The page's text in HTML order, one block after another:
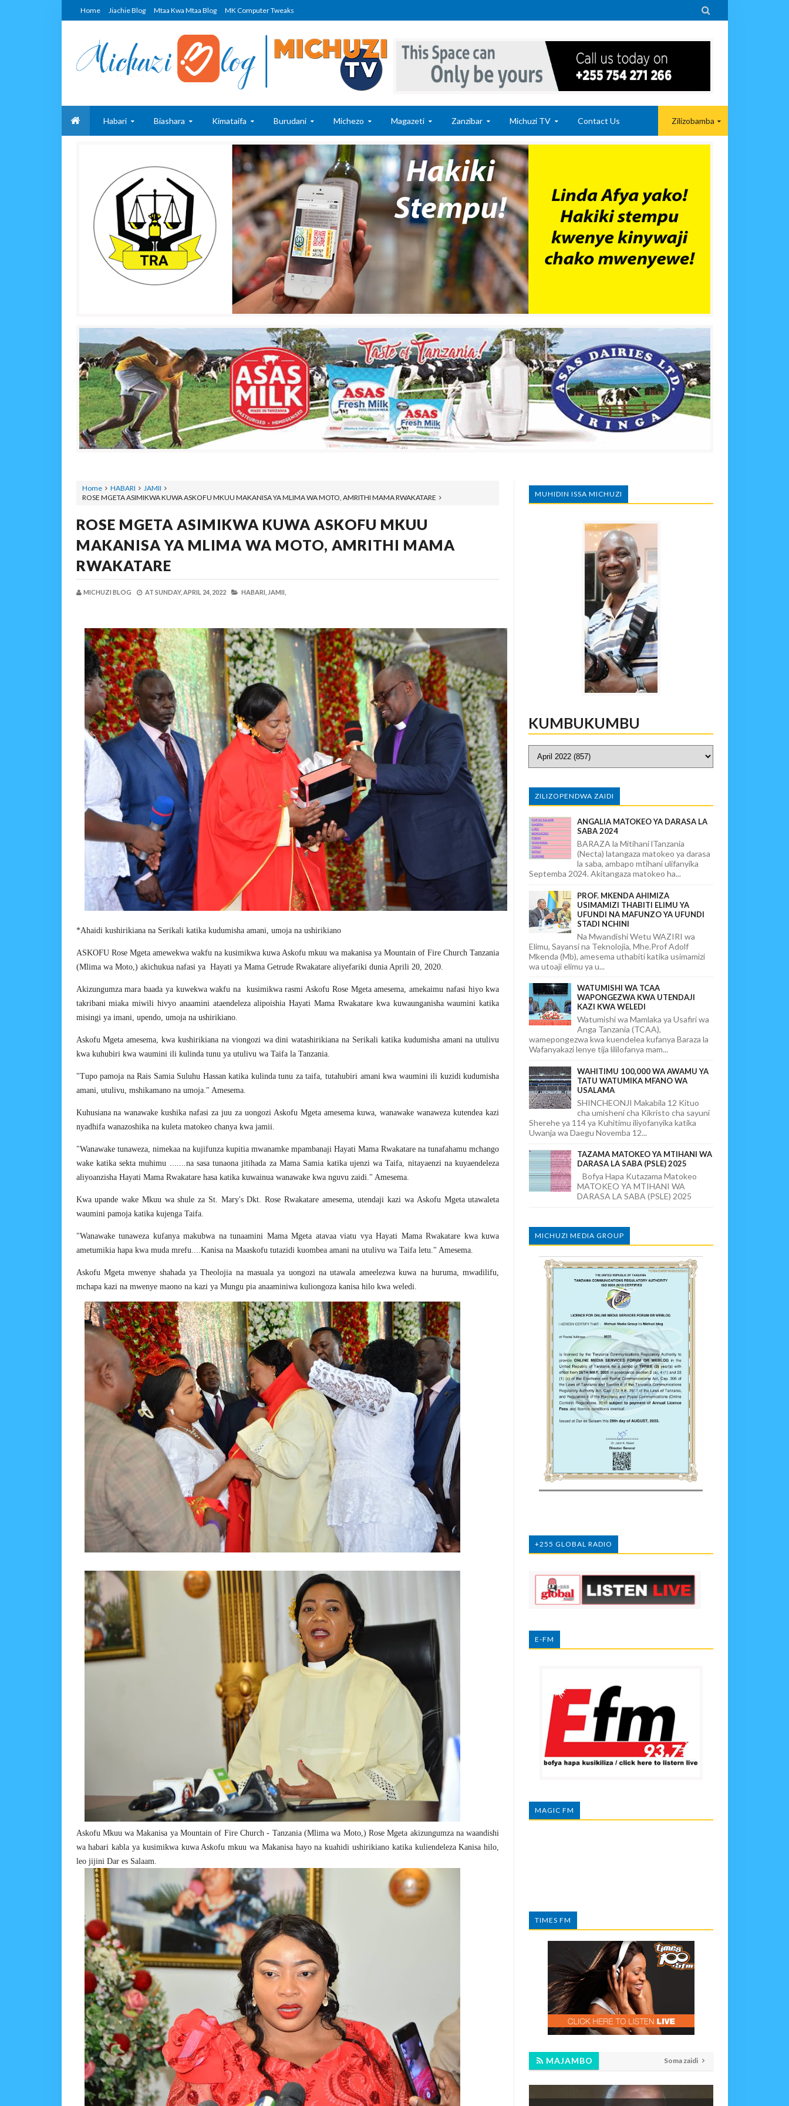
Home Jiachie Blog Mtaa Kwa Mtaa Blog MK Computer Tweaks 
Habari Biashara Kimataifa Burudani Michezo Magazeti Zanzibar Michuzi TV Contact Us Zilizobamba
Home HABARI
JAMII
ROSE MGETA ASIMIKWA KUWA ASKOFU MKUU MAKANISA YA MLIMA WA MOTO, AMRITHI MAMA RWAKATARE
ROSE MGETA ASIMIKWA KUWA ASKOFU MKUU
MAKANISA YA MLIMA WA MOTO, AMRITHI MAMA
RWAKATARE
MICHUZI BLOG AT SUNDAY, APRIL 24, 2022 HABARI, JAMII,
*Ahaidi kushirikiana na Serikali katika kudumisha amani, umoja na ushirikiano
ASKOFU Rose Mgeta amewekwa wakfu na kusimikwa kuwa Askofu mkuu wa makanisa ya Mountain of Fire Church Tanzania
(Mlima wa Moto,) akichukua nafasi ya Hayati ya Mama Getrude Rwakatare aliyefariki dunia Aprili 20, 2020.
Akizungumza mara baada ya kuwekwa wakfu na kusimikwa rasmi Askofu Rose Mgeta amesema, amekaimu nafasi hiyo kwa
takribani miaka miwili hivyo anaamini ataendeleza alipoishia Hayati Mama Rwakatare kwa kuwaunganisha waumini katika
misingi ya imani, upendo, umoja na ushirikiano.
Askofu Mgeta amesema, kwa kushirikiana na viongozi wa dini watashirikiana na Serikali katika kudumisha amani na utulivu
kwa kuhubiri kwa waumini ili kulinda tunu ya utulivu wa Taifa la Tanzania.
"Tupo pamoja na Rais Samia Suluhu Hassan katika kulinda tunu za taifa, tutahubiri amani kwa waumini ili kuzidi kudumisha
amani, utulivu, mshikamano na umoja." Amesema.
Kuhusiana na wanawake kushika nafasi za juu za uongozi Askofu Mgeta amesema kuwa, wanawake wanaweza kutendea kazi
nyadhifa wanazoshika na kuleta matokeo chanya kwa jamii.
"Wanawake tunaweza, nimekaa na kujifunza kupitia mwanamke mpambanaji Hayati Mama Rwakatare na tunafahamu mchango
wake katika sekta muhimu .......na sasa tunaona jitihada za Mama Samia katika ujenzi wa Taifa, nitayaenzi na kuyaendeleza
aliyoanzisha Hayati Mama Rwakatare hasa katika kuwainua wanawake kwa nguvu zaidi." Amesema.
Kwa upande wake Mkuu wa shule za St. Mary's Dkt. Rose Rwakatare amesema, utendaji kazi wa Askofu Mgeta utawaleta
waumini pamoja katika kujenga Taifa.
"Wanawake tunaweza kufanya makubwa na tunaamini Mama Mgeta atavaa viatu vya Hayati Mama Rwakatare kwa kuwa
ametumikia hapa kwa muda mrefu....Kanisa na Maaskofu tutazidi kuombea amani na utulivu wa Taifa letu." Amesema.
Askofu Mgeta mwenye shahada ya Theolojia na masuala ya uongozi na utawala ameelezwa kuwa na huruma, mwadilifu,
mchapa kazi na mwenye maono na kazi ya Mungu pia anaaminiwa kuliongoza kanisa hilo kwa weledi.
Askofu Mkuu wa Makanisa ya Mountain of Fire Church - Tanzania (Mlima wa Moto,) Rose Mgeta akizungumza na waandishi
wa habari kabla ya kusimikwa kuwa Askofu mkuu wa Makanisa hayo na kuahidi ushirikiano katika kuliendeleza Kanisa hilo,
leo jijini Dar es Salaam.
MUHIDIN ISSA MICHUZI
KUMBUKUMBU
ZILIZOPENDWA ZAIDI
ANGALIA MATOKEO YA DARASA LA
SABA 2024
BARAZA la Mitihani lTanzania
(Necta) latangaza matokeo ya darasa
la saba, ambapo mtihani ulifanyika
Septemba 2024. Akitangaza matokeo ha...
PROF. MKENDA AHIMIZA
USIMAMIZI THABITI ELIMU YA
UFUNDI NA MAFUNZO YA UFUNDI
STADI NCHINI
Na Mwandishi Wetu WAZIRI wa
Elimu, Sayansi na Teknolojia, Mhe.Prof Adolf
Mkenda (Mb), amesema uthabiti katika usimamizi
wa utoaji elimu ya u...
WATUMISHI WA TCAA
WAPONGEZWA KWA UTENDAJI
KAZI KWA WELEDI
Watumishi wa Mamlaka ya Usafiri wa
Anga Tanzania (TCAA),
wamepongezwa kwa kuendelea kufanya Baraza la
Wafanyakazi lenye tija lililofanya mam...
WAHITIMU 100,000 WA AWAMU YA
TATU WATUMIKA MFANO WA
USALAMA
SHINCHEONJI Makabila 12 Kituo
cha umisheni cha Kikristo cha sayuni
Sherehe ya 114 ya Kuhitimu iliyofanyika katika
Uwanja wa Daegu Novemba 12...
TAZAMA MATOKEO YA MTIHANI WA
DARASA LA SABA (PSLE) 2025
Bofya Hapa Kutazama Matokeo
MATOKEO YA MTIHANI WA
DARASA LA SABA (PSLE) 2025
MICHUZI MEDIA GROUP
+255 GLOBAL RADIO
E-FM
MAGIC FM
TIMES FM
MAJAMBO Soma zaidi